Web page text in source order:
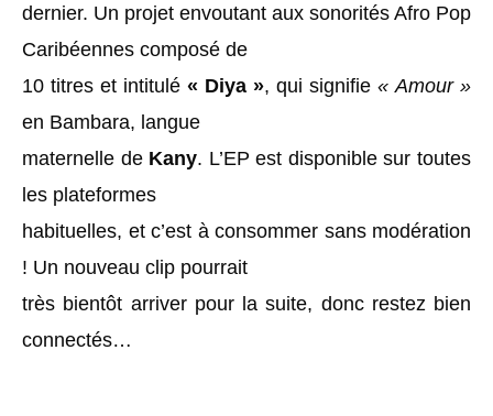
dernier. Un projet envoutant aux sonorités Afro Pop
Caribéennes composé de
10 titres et intitulé « Diya », qui signifie « Amour »
en Bambara, langue
maternelle de Kany. L’EP est disponible sur toutes
les plateformes
habituelles, et c’est à consommer sans modération
! Un nouveau clip pourrait
très bientôt arriver pour la suite, donc restez bien
connectés…